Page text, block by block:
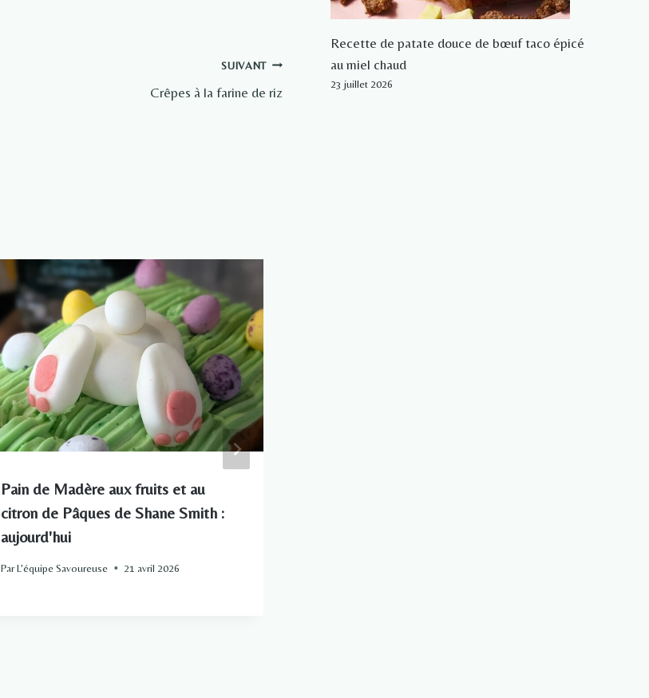
SUIVANT
Crêpes à la farine de riz
Pain de Madère aux fruits et au
citron de Pâques de Shane Smith :
aujourd'hui
Par L'équipe Savoureuse 21 avril 2026
Recette de patate douce de bœuf taco épicé
au miel chaud
23 juillet 2026